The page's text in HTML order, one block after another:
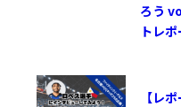
ろう
トレポ
【レ